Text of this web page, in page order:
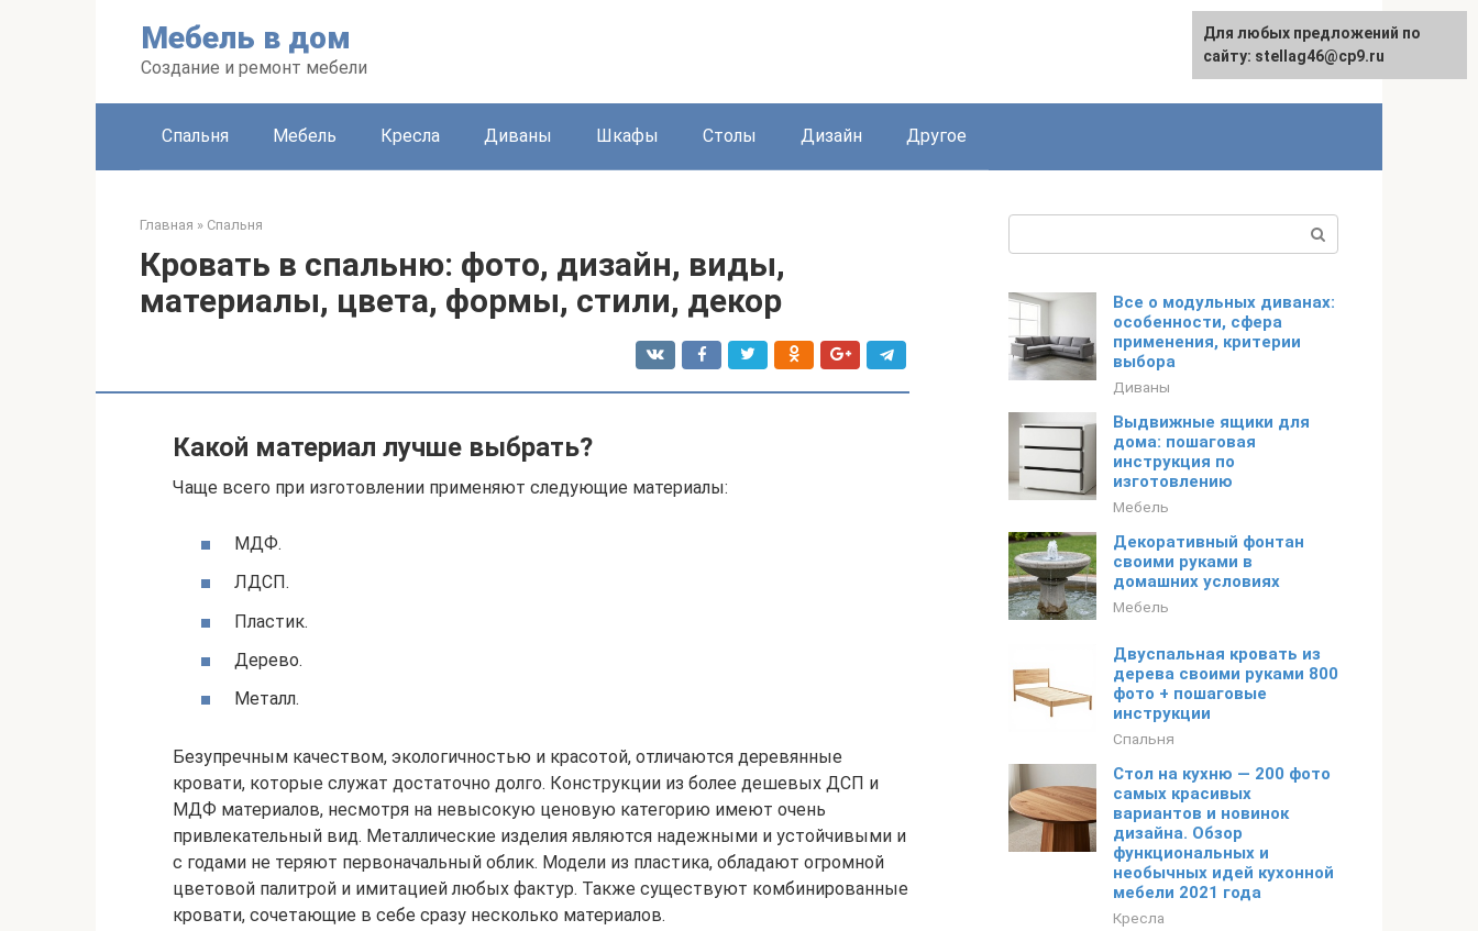
Мебель в дом
Создание и ремонт мебели
Спальня Мебель Кресла Диваны Шкафы Столы Дизайн Другое
Главная » Спальня
Кровать в спальню: фото, дизайн, виды,
материалы, цвета, формы, стили, декор
Какой материал лучше выбрать?
Чаще всего при изготовлении применяют следующие материалы:
МДФ.
ЛДСП.
Пластик.
Дерево.
Металл.
Безупречным качеством, экологичностью и красотой, отличаются деревянные
кровати, которые служат достаточно долго. Конструкции из более дешевых ДСП и
МДФ материалов, несмотря на невысокую ценовую категорию имеют очень
привлекательный вид. Металлические изделия являются надежными и устойчивыми и
с годами не теряют первоначальный облик. Модели из пластика, обладают огромной
цветовой палитрой и имитацией любых фактур. Также существуют комбинированные
кровати, сочетающие в себе сразу несколько материалов.
Все о модульных диванах:
особенности, сфера
применения, критерии
выбора
Диваны
Выдвижные ящики для
дома: пошаговая
инструкция по
изготовлению
Мебель
Декоративный фонтан
своими руками в
домашних условиях
Мебель
Двуспальная кровать из
дерева своими руками 800
фото + пошаговые
инструкции
Спальня
Стол на кухню — 200 фото
самых красивых
вариантов и новинок
дизайна. Обзор
функциональных и
необычных идей кухонной
мебели 2021 года
Кресла
Для любых предложений по
сайту: stellag46@cp9.ru